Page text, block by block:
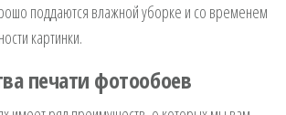
поддаются влажной уборке и со временем
картинки.
печати фотообоев